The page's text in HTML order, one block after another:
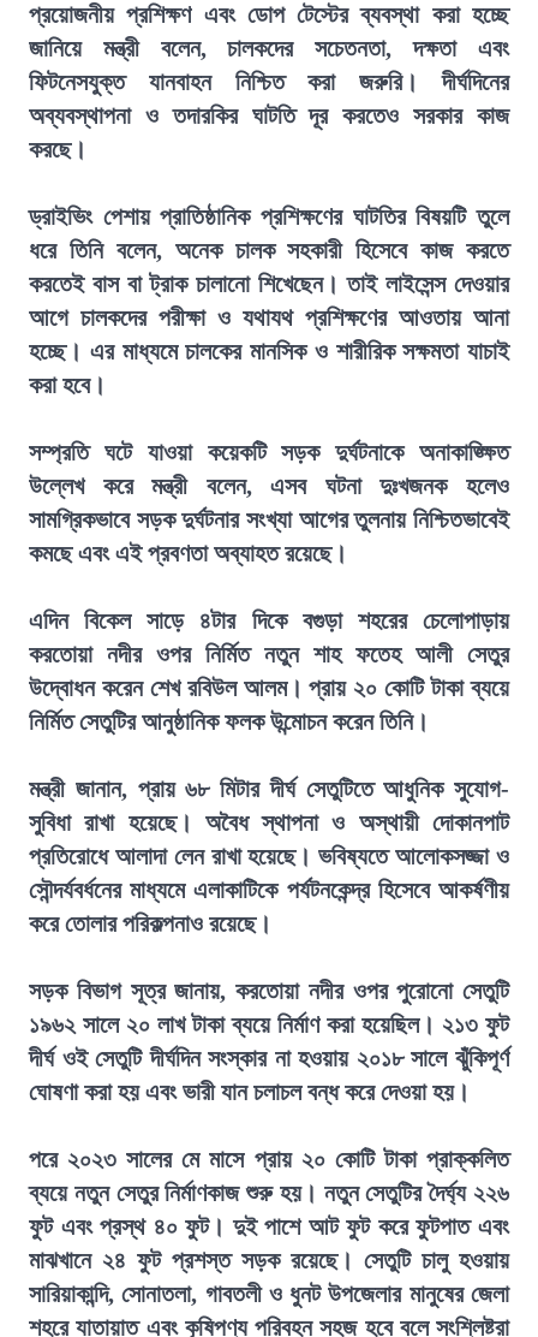
প্রয়োজনীয় প্রশিক্ষণ এবং ডোপ টেস্টের ব্যবস্থা করা হচ্ছে
জানিয়ে মন্ত্রী বলেন, চালকদের সচেতনতা, দক্ষতা এবং
ফিটনেসযুক্ত যানবাহন নিশ্চিত করা জরুরি। দীর্ঘদিনের
অব্যবস্থাপনা ও তদারকির ঘাটতি দূর করতেও সরকার কাজ
করছে।
ড্রাইভিং পেশায় প্রাতিষ্ঠানিক প্রশিক্ষণের ঘাটতির বিষয়টি তুলে
ধরে তিনি বলেন, অনেক চালক সহকারী হিসেবে কাজ করতে
করতেই বাস বা ট্রাক চালানো শিখেছেন। তাই লাইসেন্স দেওয়ার
আগে চালকদের পরীক্ষা ও যথাযথ প্রশিক্ষণের আওতায় আনা
হচ্ছে। এর মাধ্যমে চালকের মানসিক ও শারীরিক সক্ষমতা যাচাই
করা হবে।
সম্প্রতি ঘটে যাওয়া কয়েকটি সড়ক দুর্ঘটনাকে অনাকাঙ্ক্ষিত
উল্লেখ করে মন্ত্রী বলেন, এসব ঘটনা দুঃখজনক হলেও
সামগ্রিকভাবে সড়ক দুর্ঘটনার সংখ্যা আগের তুলনায় নিশ্চিতভাবেই
কমছে এবং এই প্রবণতা অব্যাহত রয়েছে।
এদিন বিকেল সাড়ে ৪টার দিকে বগুড়া শহরের চেলোপাড়ায়
করতোয়া নদীর ওপর নির্মিত নতুন শাহ ফতেহ আলী সেতুর
উদ্বোধন করেন শেখ রবিউল আলম। প্রায় ২০ কোটি টাকা ব্যয়ে
নির্মিত সেতুটির আনুষ্ঠানিক ফলক উন্মোচন করেন তিনি।
মন্ত্রী জানান, প্রায় ৬৮ মিটার দীর্ঘ সেতুটিতে আধুনিক সুযোগ-
সুবিধা রাখা হয়েছে। অবৈধ স্থাপনা ও অস্থায়ী দোকানপাট
প্রতিরোধে আলাদা লেন রাখা হয়েছে। ভবিষ্যতে আলোকসজ্জা ও
সৌন্দর্যবর্ধনের মাধ্যমে এলাকাটিকে পর্যটনকেন্দ্র হিসেবে আকর্ষণীয়
করে তোলার পরিকল্পনাও রয়েছে।
সড়ক বিভাগ সূত্র জানায়, করতোয়া নদীর ওপর পুরোনো সেতুটি
১৯৬২ সালে ২০ লাখ টাকা ব্যয়ে নির্মাণ করা হয়েছিল। ২১৩ ফুট
দীর্ঘ ওই সেতুটি দীর্ঘদিন সংস্কার না হওয়ায় ২০১৮ সালে ঝুঁকিপূর্ণ
ঘোষণা করা হয় এবং ভারী যান চলাচল বন্ধ করে দেওয়া হয়।
পরে ২০২৩ সালের মে মাসে প্রায় ২০ কোটি টাকা প্রাক্কলিত
ব্যয়ে নতুন সেতুর নির্মাণকাজ শুরু হয়। নতুন সেতুটির দৈর্ঘ্য ২২৬
ফুট এবং প্রস্থ ৪০ ফুট। দুই পাশে আট ফুট করে ফুটপাত এবং
মাঝখানে ২৪ ফুট প্রশস্ত সড়ক রয়েছে। সেতুটি চালু হওয়ায়
সারিয়াকান্দি, সোনাতলা, গাবতলী ও ধুনট উপজেলার মানুষের জেলা
শহরে যাতায়াত এবং কৃষিপণ্য পরিবহন সহজ হবে বলে সংশ্লিষ্টরা